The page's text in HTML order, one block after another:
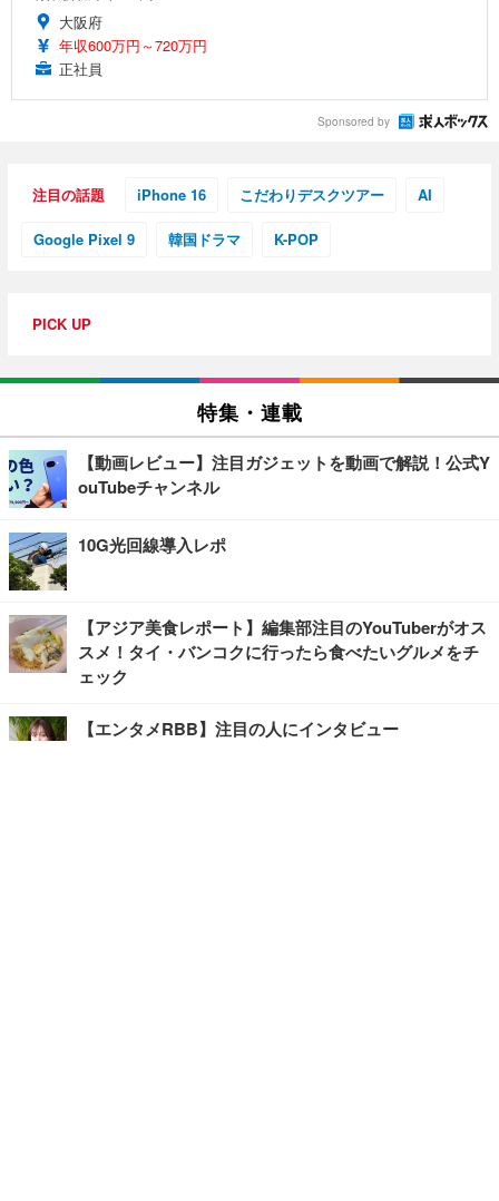
大阪府
年収600万円～720万円
正社員
Sponsored by
注目の話題 iPhone 16 こだわりデスクツアー AI
Google Pixel 9 韓国ドラマ K-POP
PICK UP
特集・連載
【動画レビュー】注目ガジェットを動画で解説！公式Y
ouTubeチャンネル
10G光回線導入レポ
【アジア美食レポート】編集部注目のYouTuberがオス
スメ！タイ・バンコクに行ったら食べたいグルメをチ
ェック
【エンタメRBB】注目の人にインタビュー